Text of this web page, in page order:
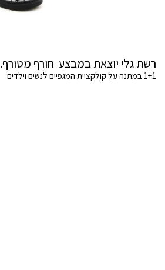
רשת גלי יוצאת במבצע חורף מטורף.
1+1 במתנה על קולקציית המגפיים לנשים וילדים.